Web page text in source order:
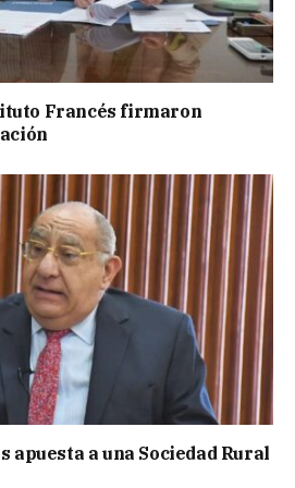
Francés firmaron
apuesta a una Sociedad Rural